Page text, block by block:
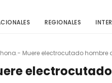
REGIONALES
Muere electrocutado hombre